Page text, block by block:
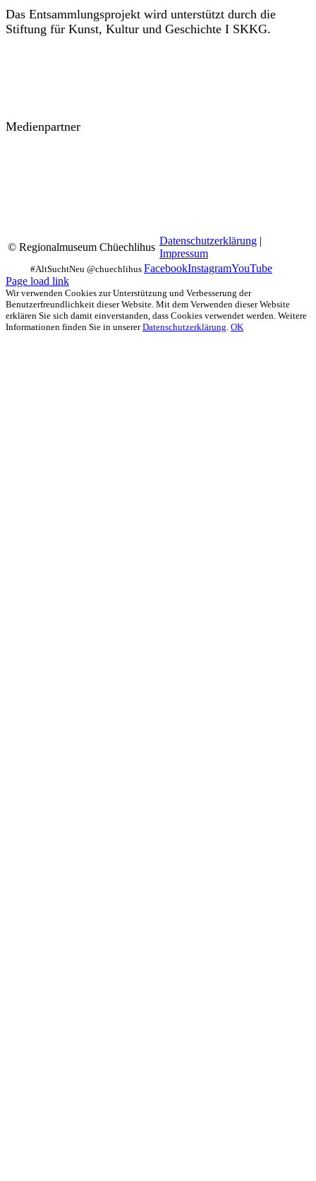
Das Entsammlungsprojekt wird unterstützt durch die
Stiftung für Kunst, Kultur und Geschichte I SKKG.
Medienpartner
© Regionalmuseum Chüechlihus
Datenschutzerklärung |
Impressum
FacebookInstagramYouTube
Page load link
Wir verwenden Cookies zur Unterstützung und Verbesserung der
Benutzerfreundlichkeit dieser Website. Mit dem Verwenden dieser Website
erklären Sie sich damit einverstanden, dass Cookies verwendet werden. Weitere
Informationen finden Sie in unsererDatenschutzerklärung. OK